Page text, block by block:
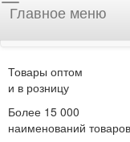
Главное меню
Товары оптом
и в розницу
Более 15 000
наименований товаров